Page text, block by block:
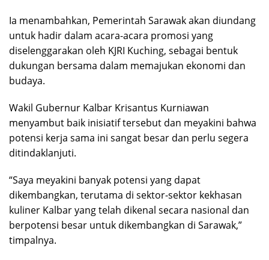
Ia menambahkan, Pemerintah Sarawak akan diundang
untuk hadir dalam acara-acara promosi yang
diselenggarakan oleh KJRI Kuching, sebagai bentuk
dukungan bersama dalam memajukan ekonomi dan
budaya.
Wakil Gubernur Kalbar Krisantus Kurniawan
menyambut baik inisiatif tersebut dan meyakini bahwa
potensi kerja sama ini sangat besar dan perlu segera
ditindaklanjuti.
“Saya meyakini banyak potensi yang dapat
dikembangkan, terutama di sektor-sektor kekhasan
kuliner Kalbar yang telah dikenal secara nasional dan
berpotensi besar untuk dikembangkan di Sarawak,”
timpalnya.